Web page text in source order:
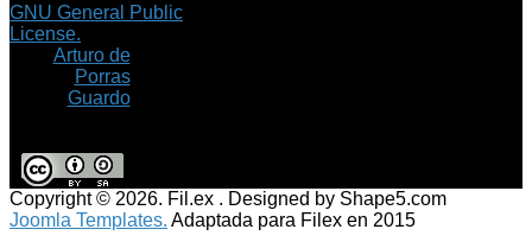
GNU General Public
License.
Arturo de
Porras
Guardo
Copyright © 2026. Fil.ex . Designed by Shape5.com
Joomla Templates. Adaptada para Filex en 2015